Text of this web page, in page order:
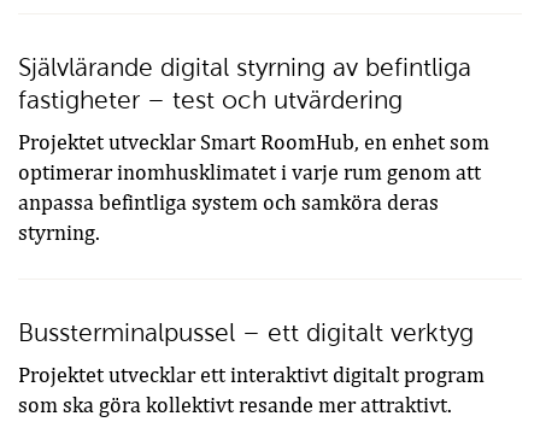
Självlärande digital styrning av befintliga
fastigheter – test och utvärdering
Projektet utvecklar Smart RoomHub, en enhet som
optimerar inomhusklimatet i varje rum genom att
anpassa befintliga system och samköra deras
styrning.
Bussterminalpussel – ett digitalt verktyg
Projektet utvecklar ett interaktivt digitalt program
som ska göra kollektivt resande mer attraktivt.